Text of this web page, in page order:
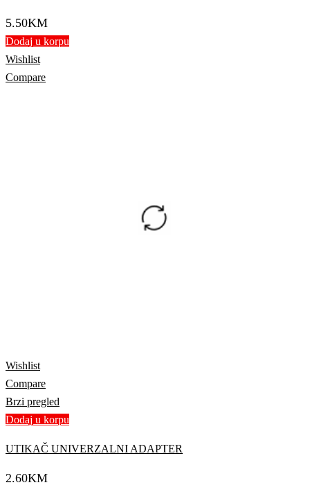
5.50KM
Dodaj u korpu
Wishlist
Compare
Wishlist
Compare
Brzi pregled
Dodaj u korpu
UTIKAČ UNIVERZALNI ADAPTER
2.60KM